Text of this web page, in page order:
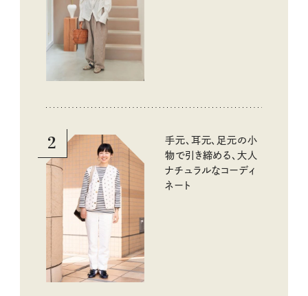
2
手元、耳元、足元の小
物で引き締める、大人
ナチュラルなコーディ
ネート